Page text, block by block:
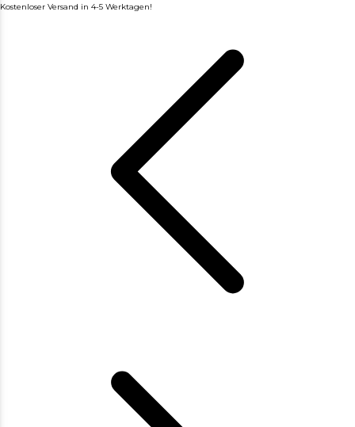
Kostenloser Versand in 4-5 Werktagen!